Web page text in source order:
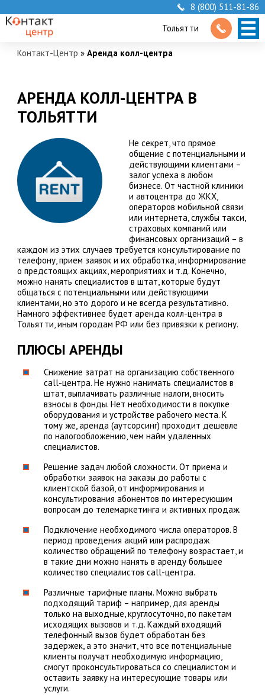
8 (800) 511-81-86
Тольятти
Контакт-Центр » Аренда колл-центра
АРЕНДА КОЛЛ-ЦЕНТРА В
ТОЛЬЯТТИ
Не секрет, что прямое
общение с потенциальными и
действующими клиентами –
залог успеха в любом
бизнесе. От частной клиники
и автоцентра до ЖКХ,
операторов мобильной связи
или интернета, службы такси,
страховых компаний или
финансовых организаций – в
каждом из этих случаев требуется консультирование по
телефону, прием заявок и их обработка, информирование
о предстоящих акциях, мероприятиях и т.д. Конечно,
можно нанять специалистов в штат, которые будут
общаться с потенциальными или действующими
клиентами, но это дорого и не всегда результативно.
Намного эффективнее будет аренда колл-центра в
Тольятти, иным городам РФ или без привязки к региону.
ПЛЮСЫ АРЕНДЫ
Снижение затрат на организацию собственного
call-центра. Не нужно нанимать специалистов в
штат, выплачивать различные налоги, вносить
взносы в фонды. Нет необходимости в покупке
оборудования и устройстве рабочего места. К
тому же, аренда (аутсорсинг) проходит дешевле
по налогообложению, чем найм удаленных
специалистов.
Решение задач любой сложности. От приема и
обработки заявок на заказы до работы с
клиентской базой, от информирования и
консультирования абонентов по интересующим
вопросам до телемаркетинга и активных продаж.
Подключение необходимого числа операторов. В
период проведения акций или распродаж
количество обращений по телефону возрастает, и
в такие дни можно нанять в аренду большее
количество специалистов call-центра.
Различные тарифные планы. Можно выбрать
подходящий тариф – например, для аренды
только на выходные, круглосуточно, по пакетам
исходящих вызовов и т.д. Каждый входящий
телефонный вызов будет обработан без
задержек, а это значит, что все потенциальные
клиенты получат необходимую информацию,
смогут проконсультироваться со специалистом и
оставить заявку на интересующие товары или
услуги.